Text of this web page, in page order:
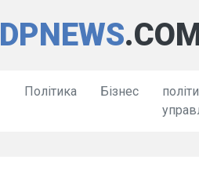
DPNEWS
Політика Бізнес